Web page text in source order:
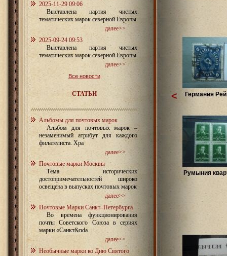
2025-11-29 09:06
Выставлена партия чистых
тематических марок северной Европы
далее>>
2025-09-24 09:53
Выставлена партия чистых
тематических марок северной Европы
далее>>
Все новости
СТАТЬИ
Альбомы для почтовых марок
Альбом для почтовых марок –
незаменимый атрибут для каждого
филателиста. Хра
далее>>
Почтовые марки Москвы
Тема исторических
достопримечательностей широко
освещена в выпусках почтовых марок
далее>>
Почтовые Марки Санкт–Петербурга
Во времена функционирования
почты Советского Союза в сериях
марки «Санкт&nda
далее>>
Необычные марки ко Дню Святого
Германия
Румыния
<